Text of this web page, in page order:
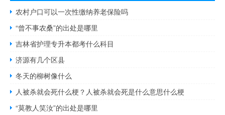
农村户口可以一次性缴纳养老保险吗
“曾不事农桑”的出处是哪里
吉林省护理专升本都考什么科目
济源有几个区县
冬天的柳树像什么
人被杀就会死什么梗？人被杀就会死是什么意思什么梗
“莫教人笑汝”的出处是哪里